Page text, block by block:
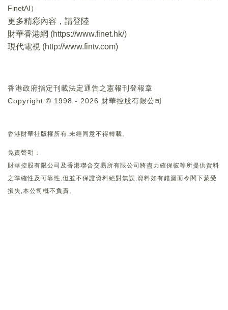
FinetAI）
更多精彩內容，請登陸
財華香港網 (https://www.finet.hk/)
現代電視 (http://www.fintv.com)
香港政府指定刊載法定通告之憲報刊登報章
Copyright © 1998 - 2026 財華控股有限公司
香港財華社版權所有,未經同意不得轉載。
免責聲明：
財華控股有限公司及香港聯合交易所有限公司將盡力確保彼等所提供資料
之準確性及可靠性,但並不保證資料絕對無誤,資料如有錯漏而令閣下蒙受
損失,本公司概不負責。